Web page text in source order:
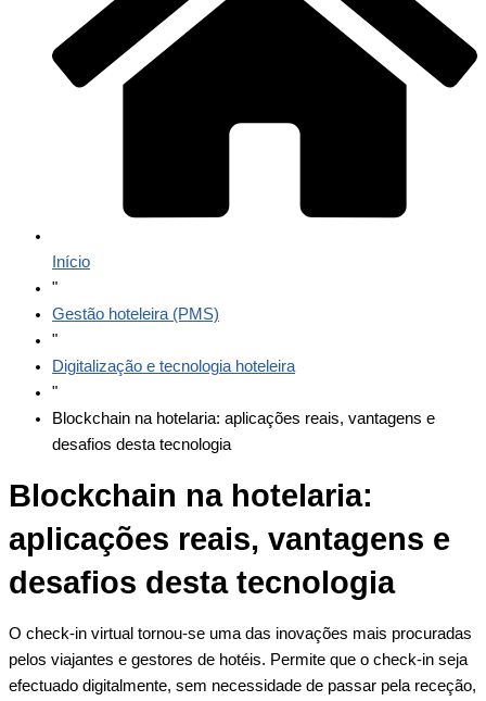
Início
"
Gestão hoteleira (PMS)
"
Digitalização e tecnologia hoteleira
"
Blockchain na hotelaria: aplicações reais, vantagens e
desafios desta tecnologia
Blockchain na hotelaria:
aplicações reais, vantagens e
desafios desta tecnologia
O check-in virtual tornou-se uma das inovações mais procuradas
pelos viajantes e gestores de hotéis. Permite que o check-in seja
efectuado digitalmente, sem necessidade de passar pela receção,